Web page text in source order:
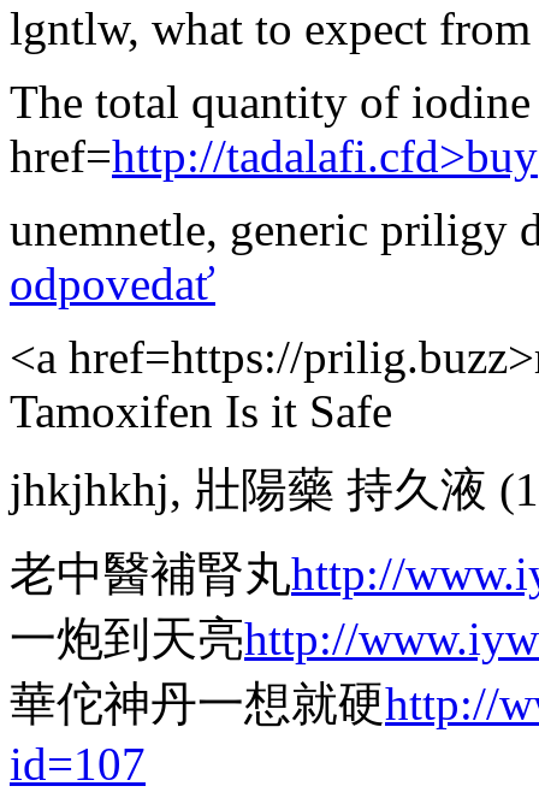
lgntlw, what to expect
The total quantity of
href=http://tadalafi.cfd>buy
unemnetle, generic priligy
odpovedať
<a href=https://
Tamoxifen Is it Safe
jhkjhkhj, 壯陽藥 持久液
老中醫補腎丸http://
一炮到天亮http://
華佗神丹一想就硬http://
id=107